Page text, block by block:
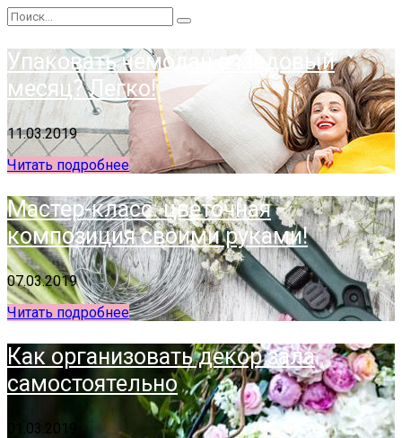
Упаковать чемодан в медовый
месяц? Легко!
11.03.2019
Читать подробнее
Мастер-класс: цветочная
композиция своими руками!
07.03.2019
Читать подробнее
Как организовать декор зала
самостоятельно
01.03.2019